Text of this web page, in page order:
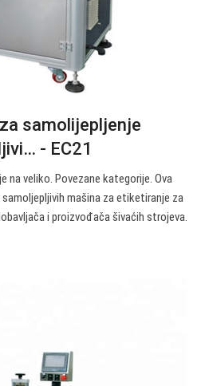
samolijepljenje
- EC21
na veliko. Povezane kategorije. Ova
mašina za etiketiranje za
i proizvođača šivaćih strojeva.